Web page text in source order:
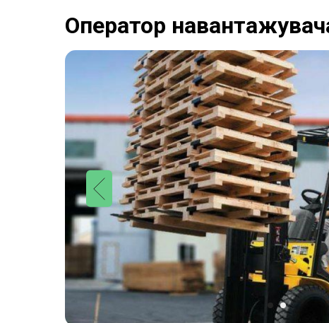
Оператор